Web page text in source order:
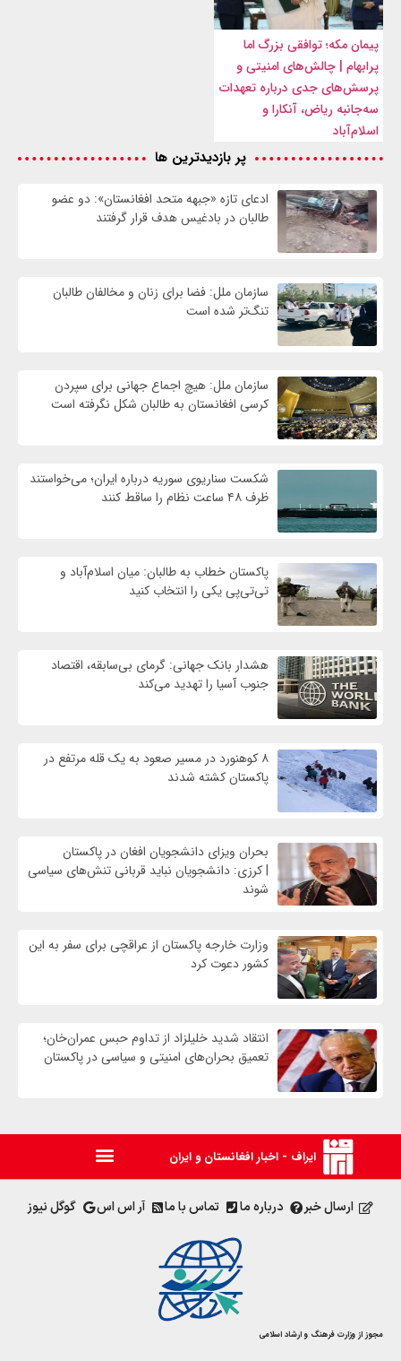
پیمان مکه؛ توافقی بزرگ اما
پرابهام | چالش‌های امنیتی و
پرسش‌های جدی درباره تعهدات
سه‌جانبه ریاض، آنکارا و
اسلام‌آباد
پر بازدیدترین ها
ادعای تازه «جبهه متحد افغانستان»: دو عضو
طالبان در بادغیس هدف قرار گرفتند
سازمان ملل: فضا برای زنان و مخالفان طالبان
تنگ‌تر شده است
سازمان ملل: هیچ اجماع جهانی برای سپردن
کرسی افغانستان به طالبان شکل نگرفته است
شکست سناریوی سوریه درباره ایران؛ می‌خواستند
ظرف ۴۸ ساعت نظام را ساقط کنند
پاکستان خطاب به طالبان: میان اسلام‌آباد و
تی‌تی‌پی یکی را انتخاب کنید
هشدار بانک جهانی: گرمای بی‌سابقه، اقتصاد
جنوب آسیا را تهدید می‌کند
۸ کوهنورد در مسیر صعود به یک قله مرتفع در
پاکستان کشته شدند
بحران ویزای دانشجویان افغان در پاکستان
| کرزی: دانشجویان نباید قربانی تنش‌های سیاسی
شوند
وزارت خارجه پاکستان از عراقچی برای سفر به این
کشور دعوت کرد
انتقاد شدید خلیلزاد از تداوم حبس عمران‌خان؛
تعمیق بحران‌های امنیتی و سیاسی در پاکستان
ایراف - اخبار افغانستان و ایران
ارسال خبر درباره ما تماس با ما آر اس اس گوگل نیوز
مجوز از وزارت فرهنگ و ارشاد اسلامی